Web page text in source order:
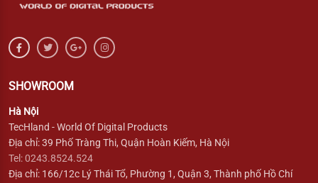
SHOWROOM
Hà Nội
TecHland - World Of Digital Products
Địa chỉ: 39 Phố Tràng Thi, Quận Hoàn Kiếm, Hà Nội
Tel: 0243.8524.524
Địa chỉ: 166/12c Lý Thái Tổ, Phường 1, Quận 3, Thành phố Hồ Chí